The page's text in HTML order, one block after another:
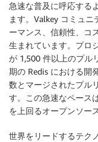
急速な普及に呼応する
ます。Valkey コミュ
ーマンス、信頼性、コ
生まれています。プロ
が 1,500 件以上のプル
期の Redis における開
数とマージされたプル
す。この急速なペース
を上回るオープンソー
世界をリードするテク